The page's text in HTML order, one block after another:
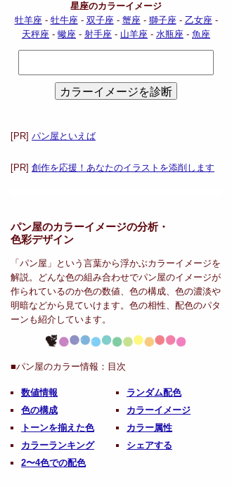
星座のカラーイメージ
牡羊座- 牡牛座- 双子座- 蟹座- 獅子座- 乙女座-
天秤座 - 蠍座 - 射手座 - 山羊座 - 水瓶座 - 魚座
[PR] パン屋といえば
[PR] 創作を応援！あなたのイラストを添削します
パン屋のカラーイメージの分析・
色彩デザイン
「パン屋」という言葉から浮かぶカラーイメージを
解説。どんな色の組み合わせでパン屋のイメージが
作られているのか色の数値、色の構成、色の濃淡や
明暗などから見ていけます。色の相性、配色のパタ
ーンも紹介しています。
■パン屋のカラー情報： 目次
数値情報
色の構成
トーンを揃えた色
カラーランキング
2〜4色での配色
ランダム配色
カラーイメージ
カラー属性
シェアする